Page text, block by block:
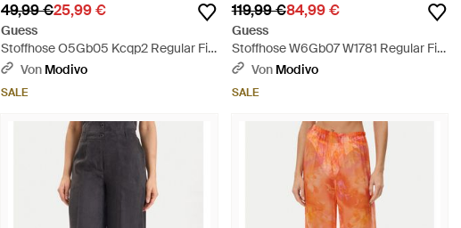
49,99 €25,99 €
Guess
Stoffhose O5Gb05 Kcqp2 Regular Fit
- Pink
Von Modivo
SALE
119,99 €84,99 €
Guess
Stoffhose W6Gb07 W1781 Regular Fit
- Mehrfarbig
Von Modivo
SALE